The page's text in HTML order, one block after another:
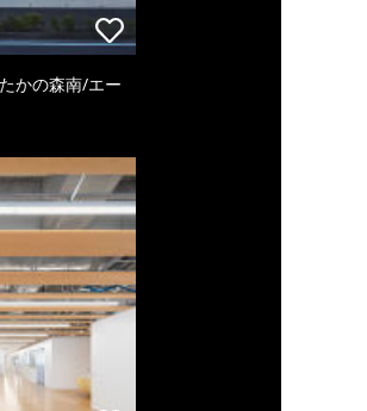
かの森南/エー